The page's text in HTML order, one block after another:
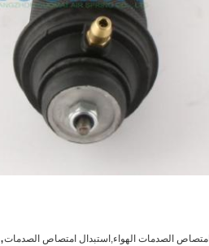
امتصاص الصدمات الهواء,استبدال امتصاص الصدمات,